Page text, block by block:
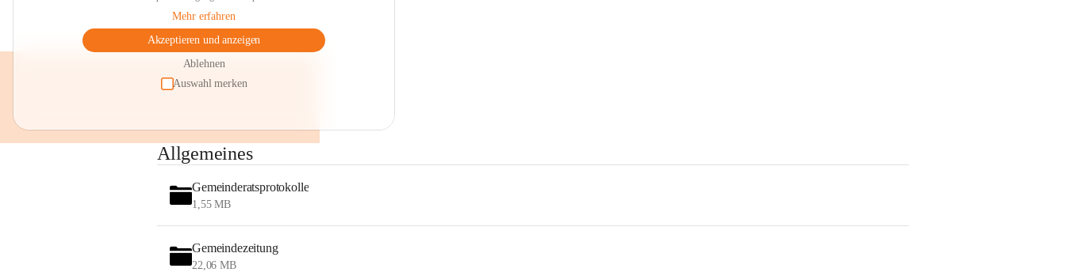
Mehr erfahren
Akzeptieren und anzeigen
Ablehnen
Auswahl merken
Allgemeines
Gemeinderatsprotokolle
1,55 MB
Gemeindezeitung
22,06 MB